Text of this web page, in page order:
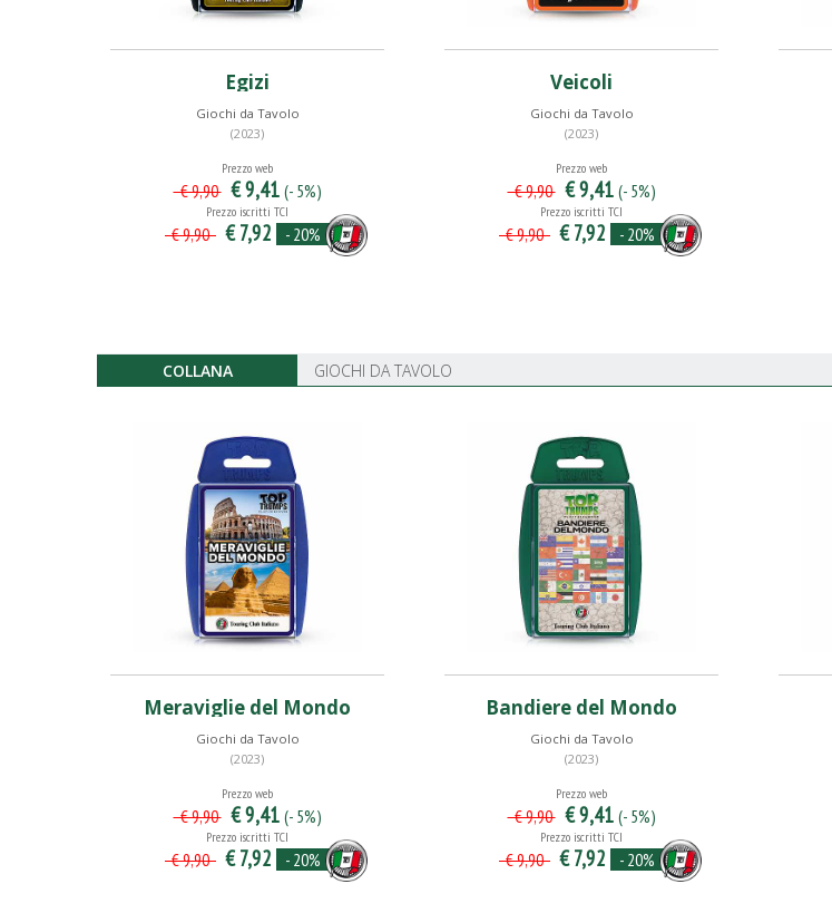
Egizi
Giochi da Tavolo
(2023)
Prezzo web
€ 9,90 € 9,41 (- 5%)
Prezzo iscritti TCI
€ 9,90 € 7,92 - 20%
Veicoli
Giochi da Tavolo
(2023)
Prezzo web
€ 9,90 € 9,41 (- 5%)
Prezzo iscritti TCI
€ 9,90 € 7,92 - 20%
COLLANA GIOCHI DA TAVOLO
Meraviglie del Mondo
Giochi da Tavolo
(2023)
Prezzo web
€ 9,90 € 9,41 (- 5%)
Prezzo iscritti TCI
€ 9,90 € 7,92 - 20%
Bandiere del Mondo
Giochi da Tavolo
(2023)
Prezzo web
€ 9,90 € 9,41 (- 5%)
Prezzo iscritti TCI
€ 9,90 € 7,92 - 20%